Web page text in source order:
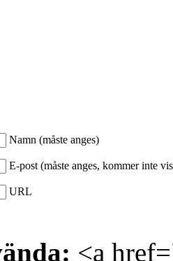
Namn (måste anges)
E-post (måste anges, kommer inte
URL
<a